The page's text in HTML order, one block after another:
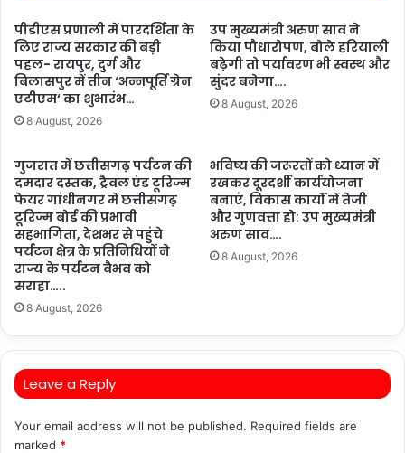
पीडीएस प्रणाली में पारदर्शिता के
लिए राज्य सरकार की बड़ी
पहल- रायपुर, दुर्ग और
बिलासपुर में तीन ‘अन्नपूर्ति ग्रेन
एटीएम‘ का शुभारंभ…
8 August, 2026
उप मुख्यमंत्री अरुण साव ने
किया पौधारोपण, बोले हरियाली
बढ़ेगी तो पर्यावरण भी स्वस्थ और
सुंदर बनेगा….
8 August, 2026
गुजरात में छत्तीसगढ़ पर्यटन की
दमदार दस्तक, ट्रैवल एंड टूरिज्म
फेयर गांधीनगर में छत्तीसगढ़
टूरिज्म बोर्ड की प्रभावी
सहभागिता, देशभर से पहुंचे
पर्यटन क्षेत्र के प्रतिनिधियों ने
राज्य के पर्यटन वैभव को
सराहा…..
8 August, 2026
भविष्य की जरूरतों को ध्यान में
रखकर दूरदर्शी कार्ययोजना
बनाएं, विकास कार्यों में तेजी
और गुणवत्ता हो: उप मुख्यमंत्री
अरुण साव….
8 August, 2026
Leave a Reply
Your email address will not be published. Required fields are
marked *